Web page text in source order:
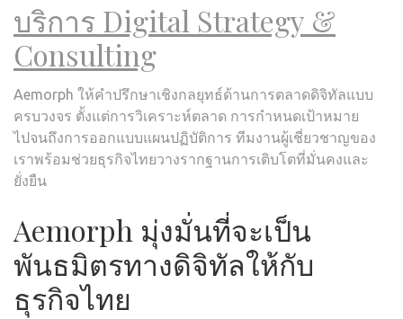
บริการ Digital Strategy &
Consulting
Aemorph ให้คำปรึกษาเชิงกลยุทธ์ด้านการตลาดดิจิทัลแบบ
ครบวงจร ตั้งแต่การวิเคราะห์ตลาด การกำหนดเป้าหมาย
ไปจนถึงการออกแบบแผนปฏิบัติการ ทีมงานผู้เชี่ยวชาญของ
เราพร้อมช่วยธุรกิจไทยวางรากฐานการเติบโตที่มั่นคงและ
ยั่งยืน
Aemorph มุ่งมั่นที่จะเป็น
พันธมิตรทางดิจิทัลให้กับ
ธุรกิจไทย